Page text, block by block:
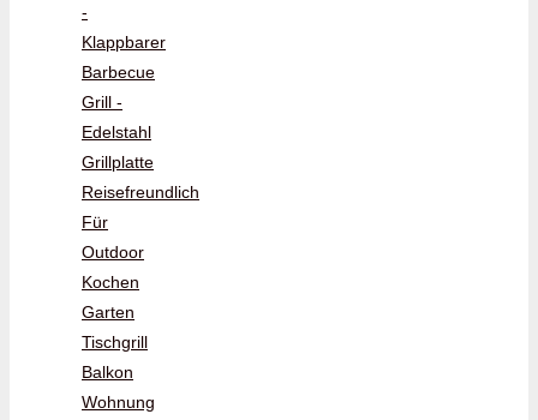
-
Klappbarer
Barbecue
Grill -
Edelstahl
Grillplatte
Reisefreundlich
Für
Outdoor
Kochen
Garten
Tischgrill
Balkon
Wohnung